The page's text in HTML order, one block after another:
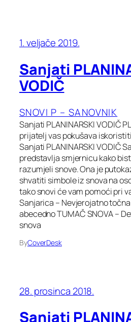
1. veljače 2019.
Sanjati
VODIČ
SNOVI P – SANOVNIK
Sanjati PLANINARSKI VODIČ
prijatelj vas pokušava iskoristiti
Sanjati PLANINARSKI VODIČ
predstavlja smjernicu kako
razumjeli snove. Ona je
shvatiti simbole iz snova na
tako snovi će vam pomoći pri
Sanjarica – Nevjerojatno točna
abecedno TUMAČ SNOVA –
snova
ByCoverDesk
28. prosinca 2018.
Sanjati